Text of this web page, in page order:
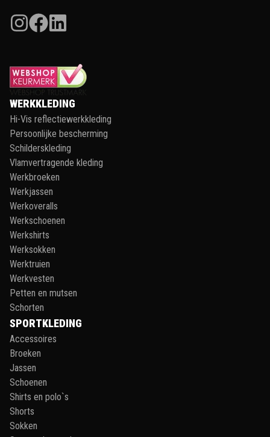
WERKKLEDING
Hi-Vis reflectiewerkkleding
Persoonlijke bescherming
Schilderskleding
Vlamvertragende kleding
Werkbroeken
Werkjassen
Werkoveralls
Werkschoenen
Werkshirts
Werksokken
Werktruien
Werkvesten
Petten en mutsen
Schorten
SPORTKLEDING
Accessoires
Broeken
Jassen
Schoenen
Shirts en polo`s
Shorts
Sokken